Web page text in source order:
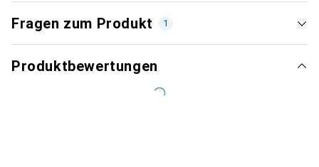
Fragen zum Produkt 1
Produktbewertungen